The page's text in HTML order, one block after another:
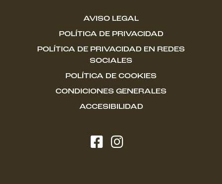
AVISO LEGAL
POLÍTICA DE PRIVACIDAD
POLÍTICA DE PRIVACIDAD EN REDES
SOCIALES
POLÍTICA DE COOKIES
CONDICIONES GENERALES
ACCESIBILIDAD